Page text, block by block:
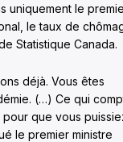
uniquement le
le taux de
Statistique Canada.
déjà. Vous êtes
(…) Ce qui
pour que vous
le premier ministre